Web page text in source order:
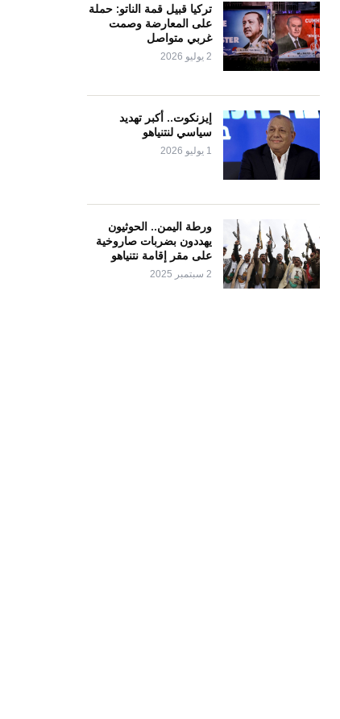
تركيا قبيل قمة الناتو: حملة
على المعارضة وصمت
غربي متواصل
2 يوليو 2026
إيزنكوت.. أكبر تهديد
سياسي لنتنياهو
1 يوليو 2026
ورطة اليمن.. الحوثيون
يهددون بضربات صاروخية
على مقر إقامة نتنياهو
2 سبتمبر 2025